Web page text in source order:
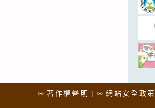
☞著作權聲明 ☞網站安全政策